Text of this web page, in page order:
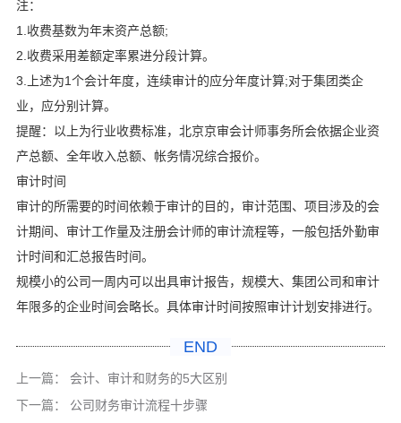
注：
1.收费基数为年末资产总额;
2.收费采用差额定率累进分段计算。
3.上述为1个会计年度，连续审计的应分年度计算;对于集团类企
业，应分别计算。
提醒：以上为行业收费标准，北京京审会计师事务所会依据企业资
产总额、全年收入总额、帐务情况综合报价。
审计时间
审计的所需要的时间依赖于审计的目的，审计范围、项目涉及的会
计期间、审计工作量及注册会计师的审计流程等，一般包括外勤审
计时间和汇总报告时间。
规模小的公司一周内可以出具审计报告，规模大、集团公司和审计
年限多的企业时间会略长。具体审计时间按照审计计划安排进行。
END
上一篇：
会计、审计和财务的5大区别
下一篇：
公司财务审计流程十步骤